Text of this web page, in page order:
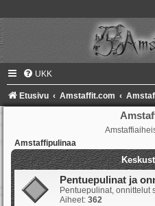
UKK
Etusivu Amstaffit.com
Amstaffipulinaa
Pentuepulinat ja
Pentuepulinat, onnittelut
Aiheet: 362